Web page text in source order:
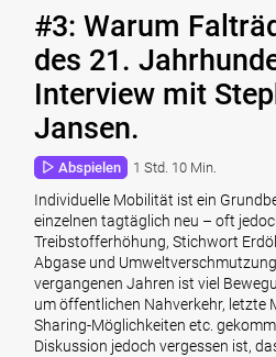
#3: Warum
des 21.
Interview mit
Jansen.
Abspielen 1 Std. 10 Min.
Individuelle Mobilität ist ein
einzelnen tagtäglich neu – oft
Treibstofferhöhung, Stichwort
Abgase und
vergangenen Jahren ist viel
um öffentlichen Nahverkehr, letzte
Sharing-Möglichkeiten etc.
Diskussion jedoch vergessen ist,